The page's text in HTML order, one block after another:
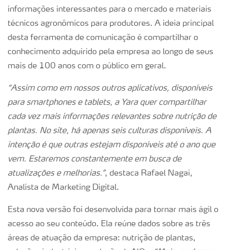
informações interessantes para o mercado e materiais
técnicos agronômicos para produtores. A ideia principal
desta ferramenta de comunicação é compartilhar o
conhecimento adquirido pela empresa ao longo de seus
mais de 100 anos com o público em geral.
“Assim como em nossos outros aplicativos, disponíveis
para smartphones e tablets, a Yara quer compartilhar
cada vez mais informações relevantes sobre nutrição de
plantas. No site, há apenas seis culturas disponíveis. A
intenção é que outras estejam disponíveis até o ano que
vem. Estaremos constantemente em busca de
atualizações e melhorias.”, destaca Rafael Nagai,
Analista de Marketing Digital.
Esta nova versão foi desenvolvida para tornar mais ágil o
acesso ao seu conteúdo. Ela reúne dados sobre as três
áreas de atuação da empresa: nutrição de plantas,